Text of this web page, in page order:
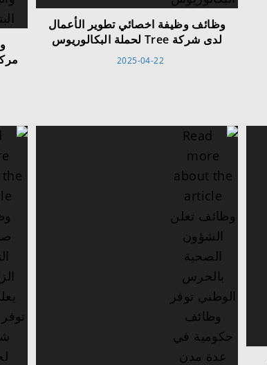
وظائف وظيفة اخصائي تطوير الأعمال
لدى شركة Tree لحملة البكالوريوس
2025-04-22